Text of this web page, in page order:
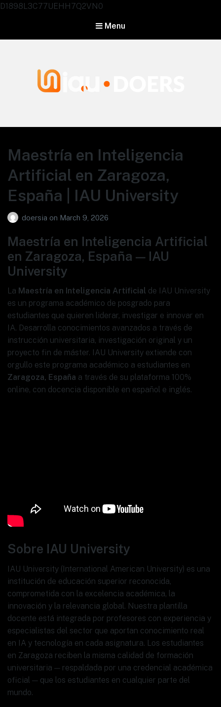
D1898L3C77UEHH7Q2VN0
Menu
Maestría en Inteligencia
Artificial en Zaragoza,
España | IAU University
doersia on March 9, 2026
Maestría en Inteligencia Artificial
en Zaragoza, España — IAU
University
La Maestría en Inteligencia Artificial de IAU University
es un programa académico de posgrado para
estudiantes que quieren liderar, investigar e innovar en
IA. Desarrolla conocimientos avanzados a través de
instrucción universitaria, investigación original y un
proyecto fin de máster. IAU University extiende con
orgullo este programa académico a estudiantes en
Zaragoza, España a través de su plataforma 100%
online, con docencia disponible en español e inglés.
Sobre IAU University
IAU University (International American University) es una
institución de educación superior reconocida,
comprometida con la excelencia académica, la
innovación y la relevancia global. Nuestra plantilla
docente está integrada por profesores con experiencia y
especialistas del sector que aportan conocimiento real
en IA y tecnología en cada asignatura. Los estudiantes
en Zaragoza reciben la misma calidad de formación
universitaria — respaldada por una credencial académica
oficial — que los estudiantes en cualquier parte del
mundo.